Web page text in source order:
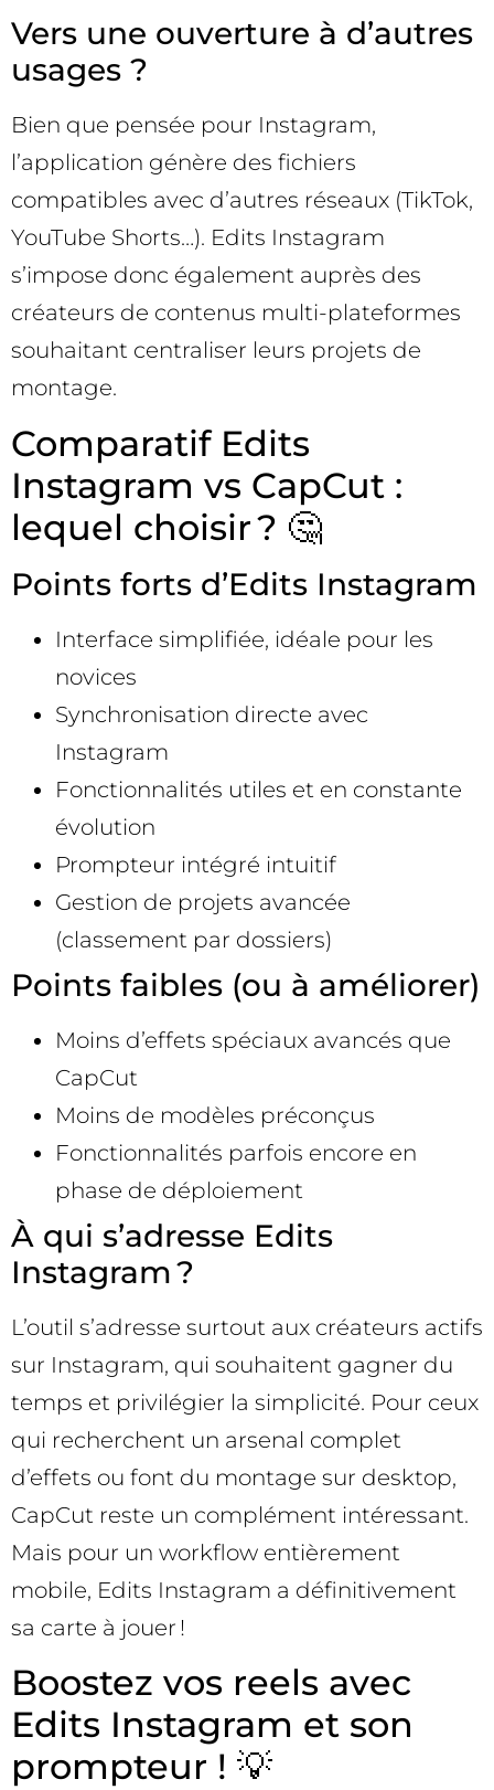
Vers une ouverture à d’autres
usages ?
Bien que pensée pour Instagram,
l’application génère des fichiers
compatibles avec d’autres réseaux (TikTok,
YouTube Shorts…). Edits Instagram
s’impose donc également auprès des
créateurs de contenus multi-plateformes
souhaitant centraliser leurs projets de
montage.
Comparatif Edits
Instagram vs CapCut :
lequel choisir ? 🤔
Points forts d’Edits Instagram
Interface simplifiée, idéale pour les
novices
Synchronisation directe avec
Instagram
Fonctionnalités utiles et en constante
évolution
Prompteur intégré intuitif
Gestion de projets avancée
(classement par dossiers)
Points faibles (ou à améliorer)
Moins d’effets spéciaux avancés que
CapCut
Moins de modèles préconçus
Fonctionnalités parfois encore en
phase de déploiement
À qui s’adresse Edits
Instagram ?
L’outil s’adresse surtout aux créateurs actifs
sur Instagram, qui souhaitent gagner du
temps et privilégier la simplicité. Pour ceux
qui recherchent un arsenal complet
d’effets ou font du montage sur desktop,
CapCut reste un complément intéressant.
Mais pour un workflow entièrement
mobile, Edits Instagram a définitivement
sa carte à jouer !
Boostez vos reels avec
Edits Instagram et son
prompteur ! 💡